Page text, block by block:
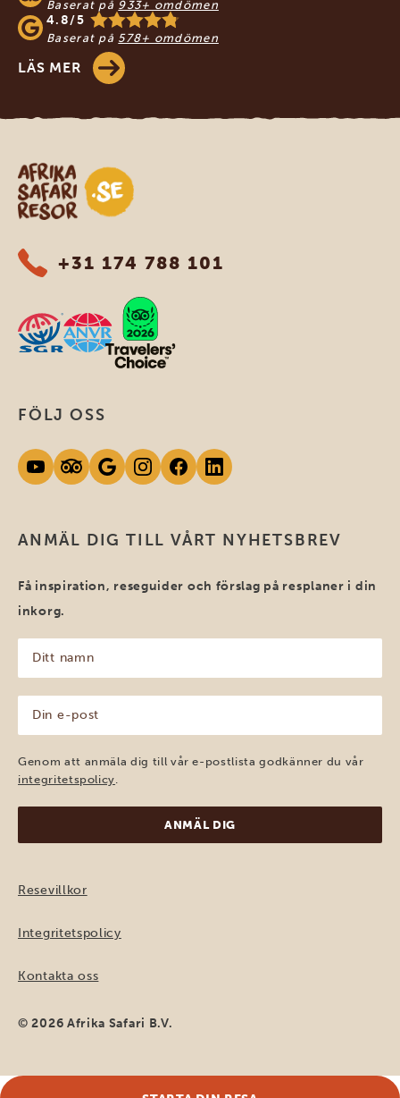
Baserat på 933+ omdömen
4.8/5
Baserat på 578+ omdömen
LÄS MER
Safari-resor i Afrika
+31 174 788 101
ANMÄL DIG TILL VÅRT NYHETSBREV
Få inspiration, reseguider och förslag på resplaner i din
inkorg.
namn
(Obligatoriskt)
post
(Obligatoriskt)
Genom att anmäla dig till vår e-postlista godkänner du vår
integritetspolicy
FÖLJ OSS
Resevillkor
Integritetspolicy
Kontakta oss
© 2026 Afrika Safari B.V.